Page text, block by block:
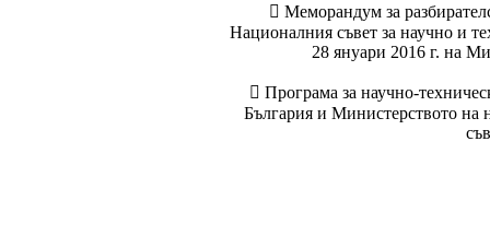
 Меморандум за
Националния съвет за научно и
28 януари 2016 г. на
 Програма за научно-
България и Министерството на